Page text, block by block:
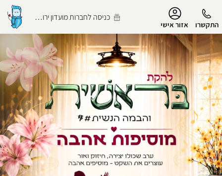
התקשרו אזור אישי
כניסה לחברות מועדון ירושלמי
הפרופיל שלי
התנתק